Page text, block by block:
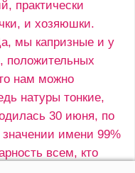
практически
и хозяюшки.
мы капризные и у
положительных
нам можно
натуры тонкие,
30 июня, по
значении имени 99%
всем, кто